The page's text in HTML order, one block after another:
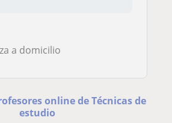
a domicilio
online de Técnicas de
estudio